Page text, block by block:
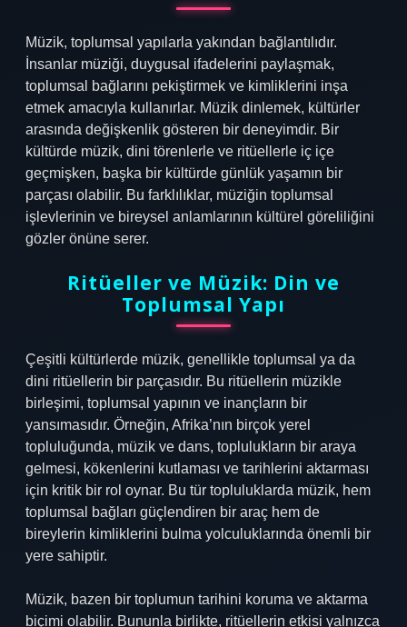
Müzik, toplumsal yapılarla yakından bağlantılıdır.
İnsanlar müziği, duygusal ifadelerini paylaşmak,
toplumsal bağlarını pekiştirmek ve kimliklerini inşa
etmek amacıyla kullanırlar. Müzik dinlemek, kültürler
arasında değişkenlik gösteren bir deneyimdir. Bir
kültürde müzik, dini törenlerle ve ritüellerle iç içe
geçmişken, başka bir kültürde günlük yaşamın bir
parçası olabilir. Bu farklılıklar, müziğin toplumsal
işlevlerinin ve bireysel anlamlarının kültürel göreliliğini
gözler önüne serer.
Ritüeller ve Müzik: Din ve
Toplumsal Yapı
Çeşitli kültürlerde müzik, genellikle toplumsal ya da
dini ritüellerin bir parçasıdır. Bu ritüellerin müzikle
birleşimi, toplumsal yapının ve inançların bir
yansımasıdır. Örneğin, Afrika’nın birçok yerel
topluluğunda, müzik ve dans, toplulukların bir araya
gelmesi, kökenlerini kutlaması ve tarihlerini aktarması
için kritik bir rol oynar. Bu tür topluluklarda müzik, hem
toplumsal bağları güçlendiren bir araç hem de
bireylerin kimliklerini bulma yolculuklarında önemli bir
yere sahiptir.
Müzik, bazen bir toplumun tarihini koruma ve aktarma
biçimi olabilir. Bununla birlikte, ritüellerin etkisi yalnızca